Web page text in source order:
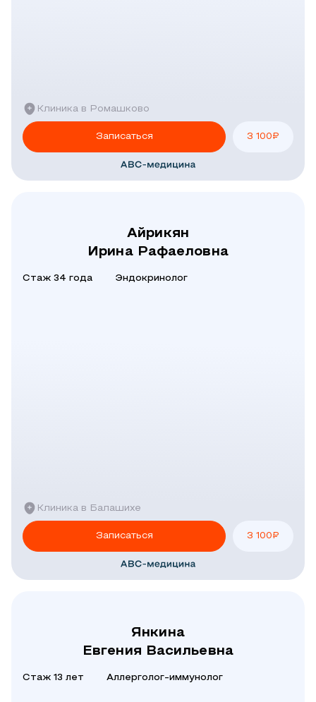
Клиника в Ромашково
Записаться 3 100₽
Айрикян
Ирина Рафаеловна
Стаж 34 года Эндокринолог
Клиника в Балашихе
Записаться 3 100₽
Янкина
Евгения Васильевна
Стаж 13 лет Аллерголог-иммунолог